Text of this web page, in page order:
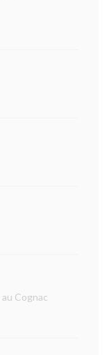
Cognac